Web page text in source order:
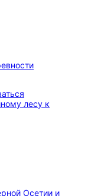
лесу к